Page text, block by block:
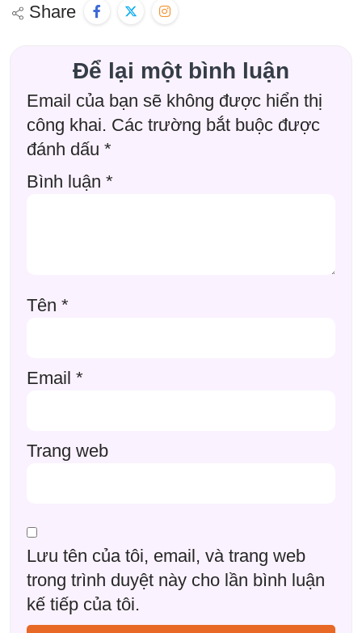
Share
Để lại một bình luận
Email của bạn sẽ không được hiển thị
công khai. Các trường bắt buộc được
đánh dấu *
Bình luận *
Tên *
Email *
Trang web
Lưu tên của tôi, email, và trang web
trong trình duyệt này cho lần bình luận
kế tiếp của tôi.